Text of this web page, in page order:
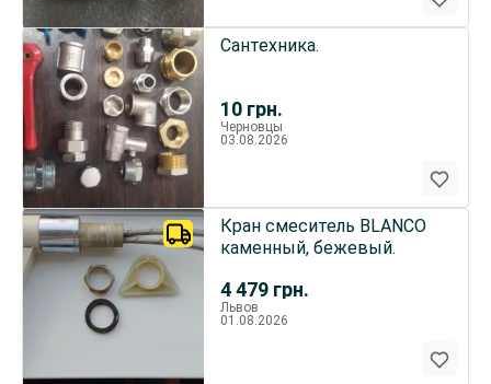
10 грн.
Сантехника.
Черновцы
03.08.2026
4 479 грн.
Кран смеситель BLANCO
каменный, бежевый.
Львов
01.08.2026